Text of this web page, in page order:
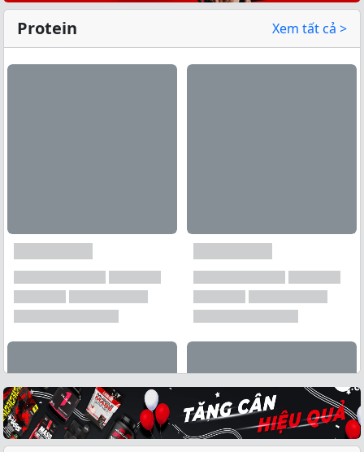
Protein Xem tất cả >